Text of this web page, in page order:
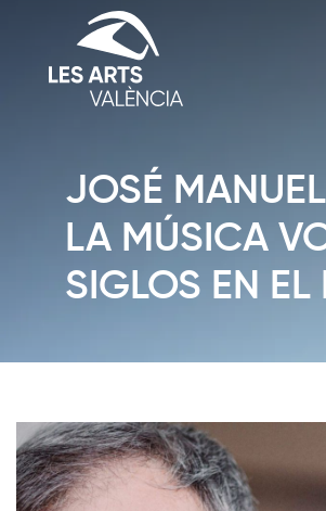
JOSÉ
LA MÚSICA
SIGLOS EN EL